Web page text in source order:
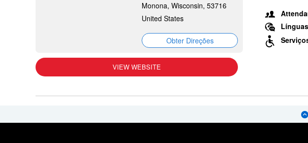
Monona, Wisconsin, 53716
United States
Obter Direções
VIEW WEBSITE